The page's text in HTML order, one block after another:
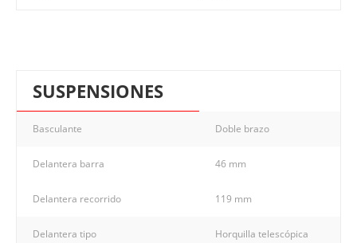
SUSPENSIONES
Basculante Doble brazo
Delantera barra 46 mm
Delantera recorrido 119 mm
Delantera tipo Horquilla telescópica